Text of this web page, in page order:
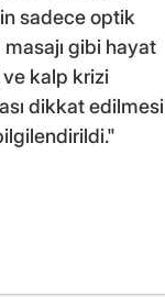
sadece optik
gibi hayat
ve kalp krizi
dikkat edilmesi